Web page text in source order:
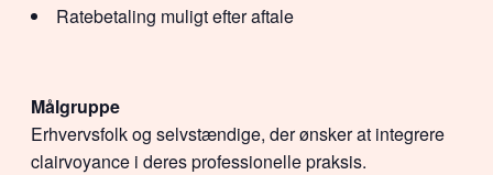
Ratebetaling muligt efter aftale
Målgruppe
Erhvervsfolk og selvstændige, der ønsker at integrere
clairvoyance i deres professionelle praksis.